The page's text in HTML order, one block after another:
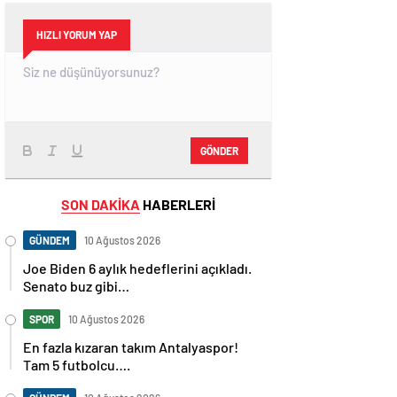
HIZLI YORUM YAP
GÖNDER
SON DAKİKA HABERLERİ
GÜNDEM 10 Ağustos 2026
Joe Biden 6 aylık hedeflerini açıkladı.
Senato buz gibi…
SPOR 10 Ağustos 2026
En fazla kızaran takım Antalyaspor!
Tam 5 futbolcu….